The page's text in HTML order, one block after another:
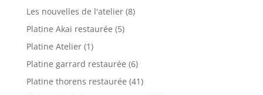
Les nouvelles de l'atelier(8)
Platine Akai restaurée (5)
Platine Atelier(1)
Platine garrard restaurée (6)
Platine thorens restaurée (41)